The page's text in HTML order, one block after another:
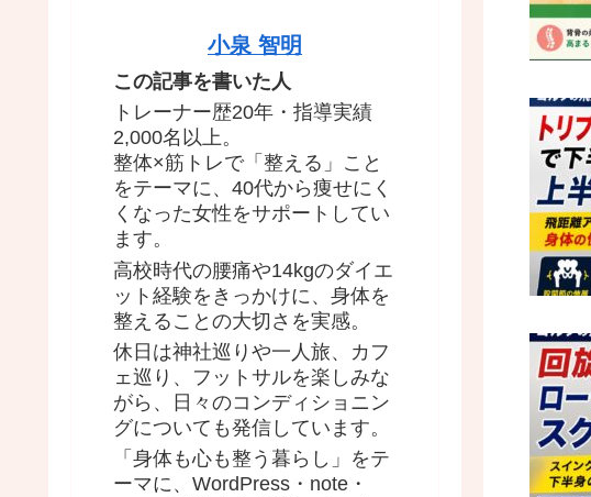
小泉 智明
この記事を書いた人
トレーナー歴20年・指導実績
2,000名以上。
整体×筋トレで「整える」こと
をテーマに、40代から痩せにく
くなった女性をサポートしてい
ます。
高校時代の腰痛や14kgのダイエ
ット経験をきっかけに、身体を
整えることの大切さを実感。
休日は神社巡りや一人旅、カフ
ェ巡り、フットサルを楽しみな
がら、日々のコンディショニン
グについても発信しています。
「身体も心も整う暮らし」をテ
ーマに、WordPress・note・